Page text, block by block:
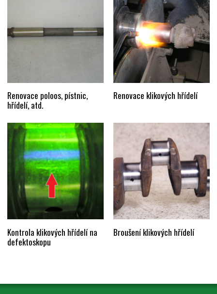
Renovace poloos, pístnic,
hřídelí, atd.
Renovace klikových hřídelí
Kontrola klikových hřídelí na
defektoskopu
Broušení klikových hřídelí